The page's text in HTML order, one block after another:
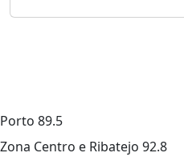
Porto 89.5
Zona Centro e Ribatejo 92.8